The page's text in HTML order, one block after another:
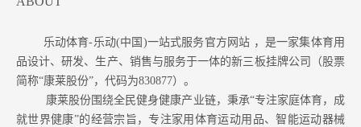
乐动体育-乐动(中国)一站式服务官方网站 ，是一家集体育用
品设计、研发、生产、销售与服务于一体的新三板挂牌公司（股票
简称“康莱股份”，代码为830877）。
康莱股份围绕全民健身健康产业链，秉承“专注家庭体育，成
就世界健康”的经营宗旨，专注家用体育运动用品、智能运动器械